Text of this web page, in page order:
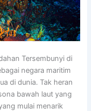
Tersembunyi di
negara maritim
di dunia. Tak heran
bawah laut yang
mulai menarik